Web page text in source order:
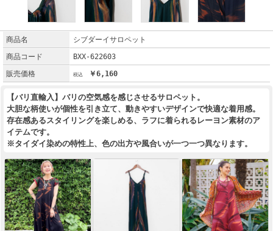
商品名
シブダーイサロペット
商品コード
BXX-622603
販売価格
￥6,160
【バリ直輸入】バリの空気感を感じさせるサロペット。
大胆な柄使いが個性を引き立て、動きやすいデザインで快適な着用感。
存在感あるスタイリングを楽しめる、ラフに着られるレーヨン素材のア
イテムです。
※タイダイ染めの特性上、色の出方や風合いが一つ一つ異なります。